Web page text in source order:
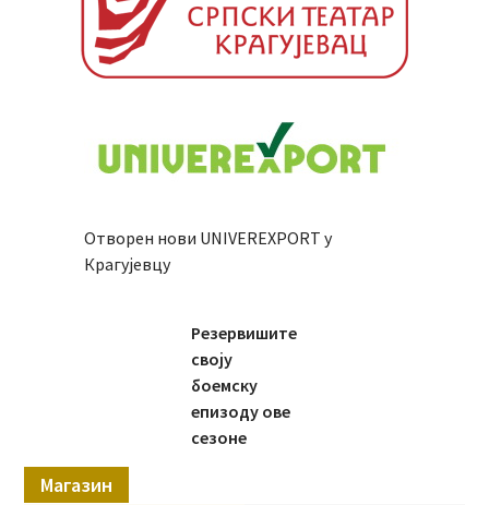
Отворен нови UNIVEREXPORT у
Крагујевцу
Резервишите
своју
боемску
епизоду ове
сезоне
Магазин